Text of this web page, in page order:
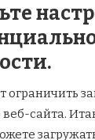
ограничить
сайта.